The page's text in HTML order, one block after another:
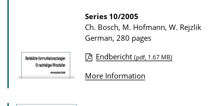
t
i
o
n
D
Series 10/2005
Ch. Bosch, M. Hofmann, W. Rejzlik
German, 280 pages
u
Endbericht (pdf, 1.67 MB)
More Information